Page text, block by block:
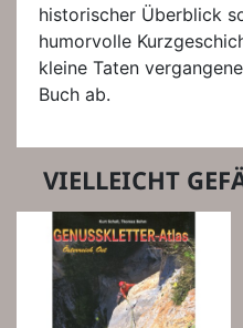
historischer Überblick
humorvolle
kleine Taten
Buch ab.
VIELLEICHT